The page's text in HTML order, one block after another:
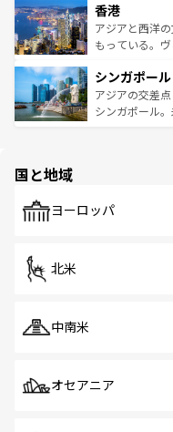
とつ。フォー
ひ現地で味わ
が旅行者を迎
参照してほしい
の活気が交差
帯で自然と触
いビーチでリ
激する。気候
が待っている
た文化、そし
香港
アジアと西洋
もっている。
み、どこを訪
ており、効率
うな絶景から
シンガポール
アジアの交差
シンガポール
で、ホーカー
国と地域
ヨーロッパ
北米
中南米
オセアニア